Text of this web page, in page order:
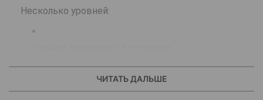
Несколько уровней:
Средний уровень с «домиком» и двумя
ЧИТАТЬ ДАЛЬШЕ